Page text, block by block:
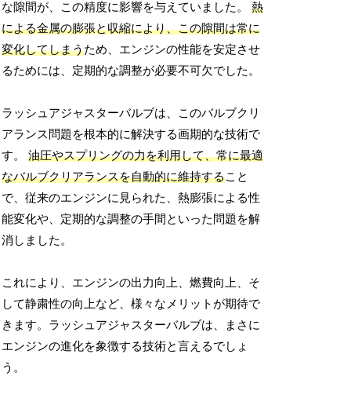
な隙間が、この精度に影響を与えていました。熱
による金属の膨張と収縮により、この隙間は常に
変化してしまうため、エンジンの性能を安定させ
るためには、定期的な調整が必要不可欠でした。
ラッシュアジャスターバルブは、このバルブクリ
アランス問題を根本的に解決する画期的な技術で
す。油圧やスプリングの力を利用して、常に最適
なバルブクリアランスを自動的に維持すること
で、従来のエンジンに見られた、熱膨張による性
能変化や、定期的な調整の手間といった問題を解
消しました。
これにより、エンジンの出力向上、燃費向上、そ
して静粛性の向上など、様々なメリットが期待で
きます。ラッシュアジャスターバルブは、まさに
エンジンの進化を象徴する技術と言えるでしょ
う。